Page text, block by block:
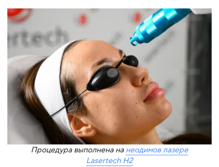
Процедура выполнена на неодимов лазере
Lasertech H2